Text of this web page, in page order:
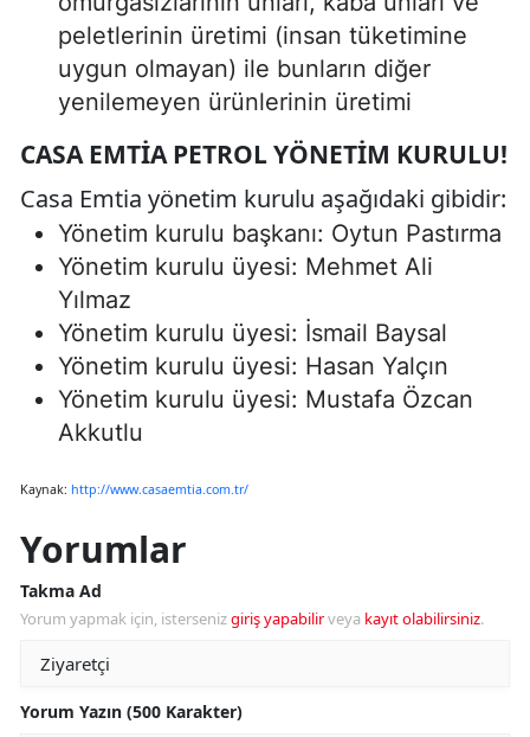
peletlerinin üretimi (insan tüketimine
uygun olmayan) ile bunların diğer
yenilemeyen ürünlerinin üretimi
CASA EMTIA PETROL YÖNETIM KURULU!
Casa Emtia yönetim kurulu aşağıdaki gibidir:
Yönetim kurulu başkanı: Oytun Pastırma
Yönetim kurulu üyesi: Mehmet Ali
Yılmaz
Yönetim kurulu üyesi: İsmail Baysal
Yönetim kurulu üyesi: Hasan Yalçın
Yönetim kurulu üyesi: Mustafa Özcan
Akkutlu
Kaynak: http://www.casaemtia.com.tr/
Yorumlar
Takma Ad
Yorum yapmak için, istersenizgiriş yapabilirveya kayıt olabilirsiniz.
Yorum Yazın (500 Karakter)